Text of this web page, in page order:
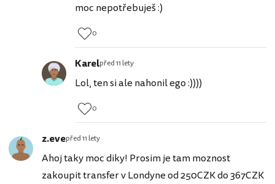
moc nepotřebuješ :)
0
Karelpřed 11 lety
Lol, ten si ale nahonil ego :))))
0
z.evepřed 11 lety
Ahoj taky moc diky! Prosim je tam moznost
zakoupit transfer v Londyne od 250CZK do 367CZK